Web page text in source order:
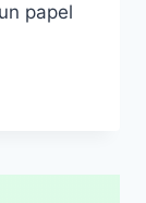
papel